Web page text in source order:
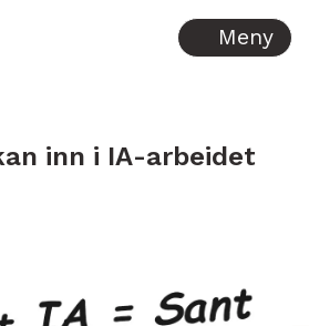
Meny
inn i IA-arbeidet